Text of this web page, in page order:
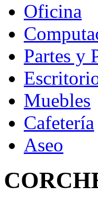
Oficina
Partes y
Muebles
Cafetería
Aseo